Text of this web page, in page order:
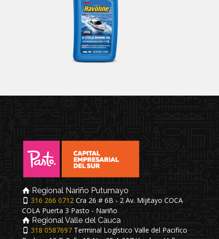
Regional Nariño Putumayo
316 266 0712 Cra 26 # 6B - 2 Av. Mijitayo COCA
COLA Puerta 3 Pasto - Nariño
Regional Valle del Cauca
318 0587697 Terminal Logístico Valle del Pacifico